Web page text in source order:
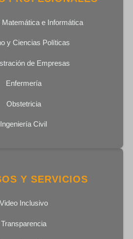
Matemática e Informática
y Ciencias Políticas
de Empresas
Enfermería
Obstetricia
Ingeniería Civil
Y SERVICIOS
Video Inclusivo
Transparencia